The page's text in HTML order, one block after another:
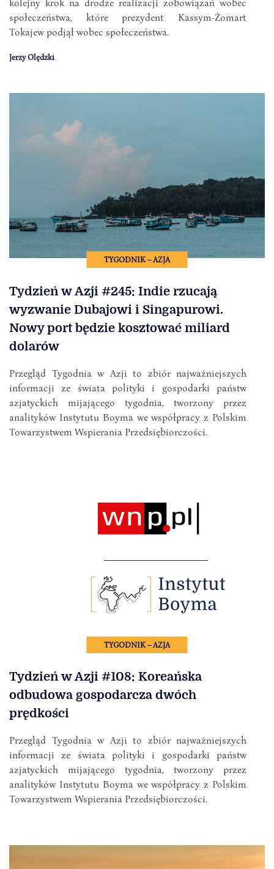
społeczeństwa, które prezydent Kassym-Żomart
Tokajew podjął wobec społeczeństwa.
Jerzy Olędzki
TYGODNIK – AZJA
Tydzień w Azji #245: Indie rzucają
wyzwanie Dubajowi i Singapurowi.
Nowy port będzie kosztować miliard
dolarów
Przegląd Tygodnia w Azji to zbiór najważniejszych
informacji ze świata polityki i gospodarki państw
azjatyckich mijającego tygodnia, tworzony przez
analityków Instytutu Boyma we współpracy z Polskim
Towarzystwem Wspierania Przedsiębiorczości.
TYGODNIK – AZJA
Tydzień w Azji #108: Koreańska
odbudowa gospodarcza dwóch
prędkości
Przegląd Tygodnia w Azji to zbiór najważniejszych
informacji ze świata polityki i gospodarki państw
azjatyckich mijającego tygodnia, tworzony przez
analityków Instytutu Boyma we współpracy z Polskim
Towarzystwem Wspierania Przedsiębiorczości.